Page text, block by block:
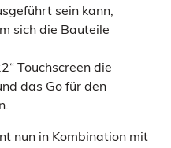
sein kann,
sich die Bauteile
Touchscreen die
das Go für den
nun in Kombination mit